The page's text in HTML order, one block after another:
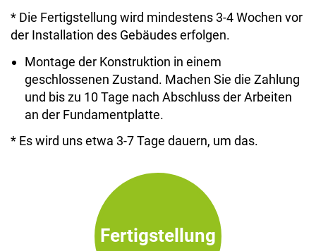
* Die Fertigstellung wird mindestens 3-4 Wochen vor
der Installation des Gebäudes erfolgen.
Montage der Konstruktion in einem
geschlossenen Zustand. Machen Sie die Zahlung
und bis zu 10 Tage nach Abschluss der Arbeiten
an der Fundamentplatte.
* Es wird uns etwa 3-7 Tage dauern, um das.
Fertigstellung